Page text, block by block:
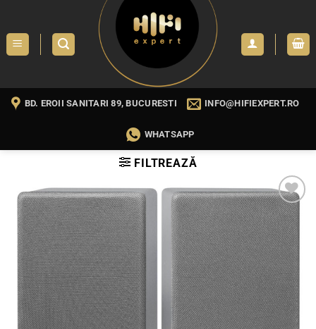
content
BD. EROII SANITARI 89, BUCURESTI INFO@HIFIEXPERT.RO
WHATSAPP
FILTREAZĂ
WISHLIST